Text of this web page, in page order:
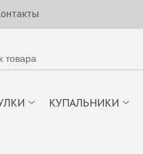
КУПАЛЬНИКИ